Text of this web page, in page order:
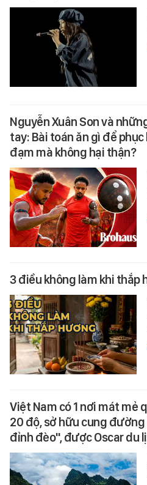
Nguyễn Xuân Son và
tay: Bài toán ăn gì để
đạm mà không hại thận?
3 điều không làm khi thắp
Việt Nam có 1 nơi mát mẻ
20 độ, sở hữu cung
đỉnh đèo", được Oscar du